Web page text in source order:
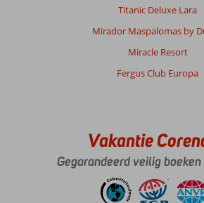
Titanic Deluxe Lara
Mirador Maspalomas by
Miracle Resort
Fergus Club Europa
Vakantie
Gegarandeerd veilig